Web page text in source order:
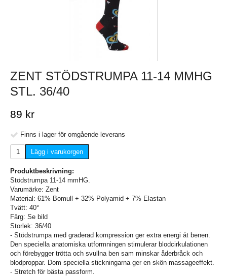
ZENT STÖDSTRUMPA 11-14 MMHG
STL. 36/40
89 kr
Finns i lager för omgående leverans
Lägg i varukorgen
Produktbeskrivning:
Stödstrumpa 11-14 mmHG.
Varumärke: Zent
Material: 61% Bomull + 32% Polyamid + 7% Elastan
Tvätt: 40°
Färg: Se bild
Storlek: 36/40
- Stödstrumpa med graderad kompression ger extra energi åt benen.
Den speciella anatomiska utformningen stimulerar blodcirkulationen
och förebygger trötta och svullna ben sam minskar åderbråck och
blodproppar. Dom speciella stickningarna ger en skön massageeffekt.
- Stretch för bästa passform.